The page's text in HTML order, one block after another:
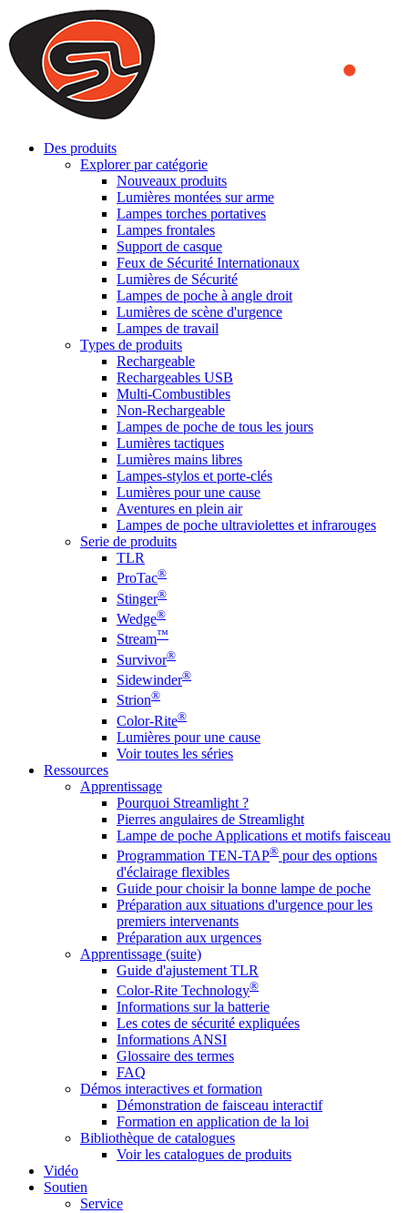
We use cookies to ensure that we provide you the best experience
on our website. By continuing to browse this website, you accept
that cookies are used to help us analyze how the website is used and
to offer you a better experience. To learn more or to find out how
you can disable cookies, you can access our
Des produits
Explorer par catégorie
Nouveaux produits
Lumières montées sur arme
Lampes torches portatives
Lampes frontales
Support de casque
Feux de Sécurité Internationaux
Lumières de Sécurité
Lampes de poche à angle droit
Lumières de scène d'urgence
Lampes de travail
Types de produits
Rechargeable
Rechargeables USB
Multi-Combustibles
Non-Rechargeable
Lampes de poche de tous les jours
Lumières tactiques
Lumières mains libres
Lampes-stylos et porte-clés
Lumières pour une cause
Aventures en plein air
Lampes de poche ultraviolettes et infrarouges
Serie de produits
TLR
ProTac®
Stinger®
Wedge®
Stream™
Survivor®
Sidewinder®
Strion®
Color-Rite®
Lumières pour une cause
Voir toutes les séries
Ressources
Apprentissage
Pourquoi Streamlight ?
Pierres angulaires de Streamlight
Lampe de poche Applications et motifs faisceau
Programmation TEN-TAP® pour des options
d'éclairage flexibles
Guide pour choisir la bonne lampe de poche
Préparation aux situations d'urgence pour les
premiers intervenants
Préparation aux urgences
Apprentissage (suite)
Guide d'ajustement TLR
Color-Rite Technology®
Informations sur la batterie
Les cotes de sécurité expliquées
Informations ANSI
Glossaire des termes
FAQ
Démos interactives et formation
Démonstration de faisceau interactif
Formation en application de la loi
Bibliothèque de catalogues
Voir les catalogues de produits
Vidéo
Soutien
Service